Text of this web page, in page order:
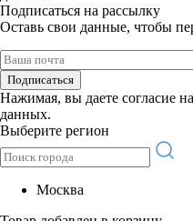
Подписаться на рассылку
Оставь свои данные, чтобы
Подписаться
Нажимая, вы даете согласие
данных.
Выберите регион
Москва